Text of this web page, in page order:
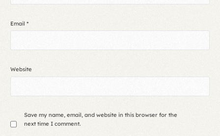
Email*
Website
Save my name, email, and website in this browser for the
next time I comment.